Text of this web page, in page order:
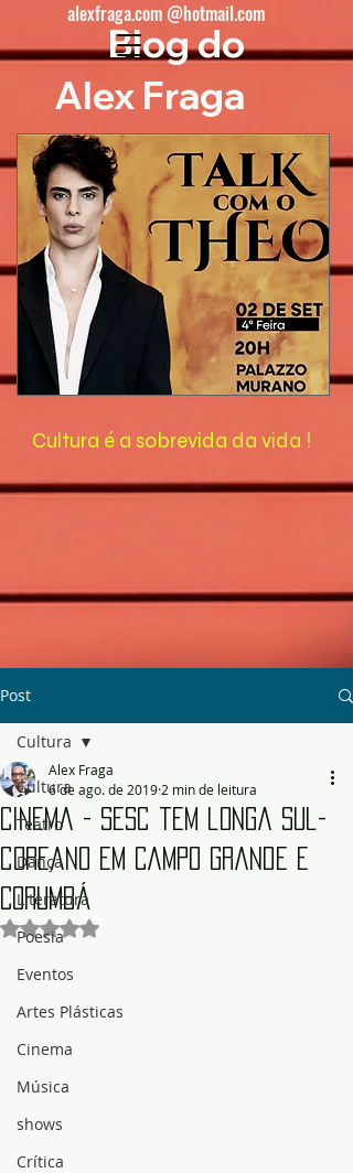
Cultura é a sobrevida da vida !
Blog do
Alex Fraga
alexfraga.com @hotmail.com
Post
Cultura
Teatro
Dança
Literatura
Poesia
Eventos
Artes Plásticas
Cinema
Música
shows
Crítica
Cultura
Cinema - Sesc tem longa sul-
coreano em Campo Grande e
Corumbá
Alex Fraga
6 de ago. de 2019 2 min de leitura
Avaliado com NaN de 5 estrelas.